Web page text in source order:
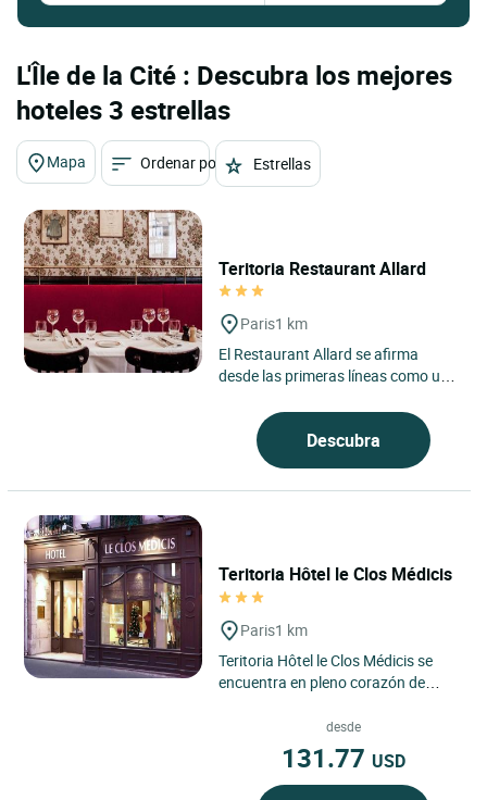
L'Île de la Cité : Descubra los mejores
hoteles 3 estrellas
Mapa Ordenar por Estrellas
Teritoria Restaurant Allard
Paris1 km
El Restaurant Allard se afirma
desde las primeras líneas como una
el distrito 6 de...
Descubra
Teritoria Hôtel le Clos Médicis
Paris1 km
Teritoria Hôtel le Clos Médicis se
encuentra en pleno corazón de
distrito 5, donde...desde
131.77 USD